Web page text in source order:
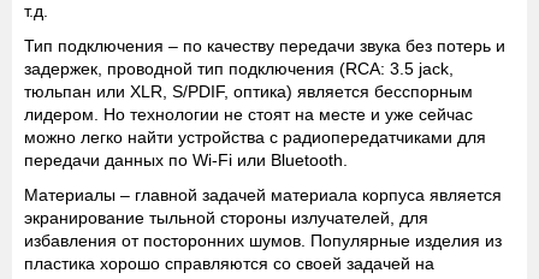
т.д.
Тип подключения – по качеству передачи звука без потерь и
задержек, проводной тип подключения (RCA: 3.5 jack,
тюльпан или XLR, S/PDIF, оптика) является бесспорным
лидером. Но технологии не стоят на месте и уже сейчас
можно легко найти устройства с радиопередатчиками для
передачи данных по Wi-Fi или Bluetooth.
Материалы – главной задачей материала корпуса является
экранирование тыльной стороны излучателей, для
избавления от посторонних шумов. Популярные изделия из
пластика хорошо справляются со своей задачей на